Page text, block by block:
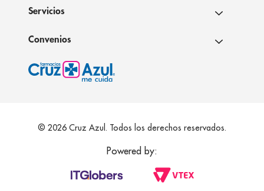
Servicios
Convenios
© 2026 Cruz Azul. Todos los derechos reservados.
Powered by: